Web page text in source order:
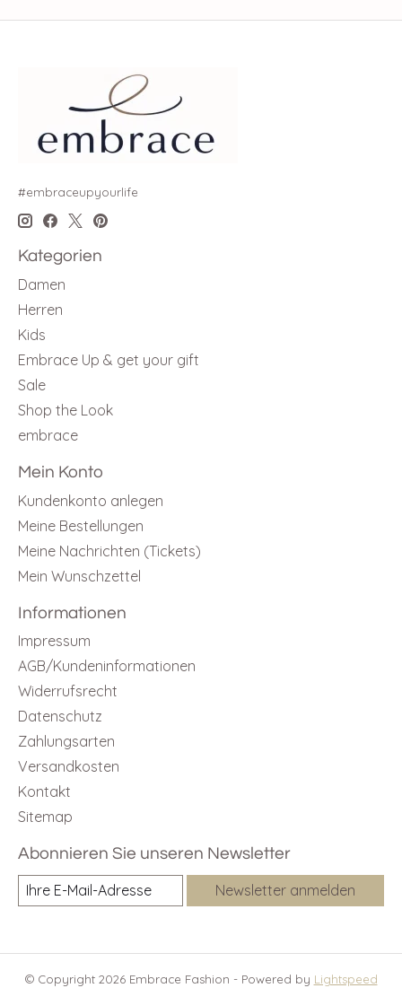
#embraceupyourlife
Kategorien
Damen
Herren
Kids
Embrace Up & get your gift
Sale
Shop the Look
embrace
Mein Konto
Kundenkonto anlegen
Meine Bestellungen
Meine Nachrichten (Tickets)
Mein Wunschzettel
Informationen
Impressum
AGB/Kundeninformationen
Widerrufsrecht
Datenschutz
Zahlungsarten
Versandkosten
Kontakt
Sitemap
Abonnieren Sie unseren Newsletter
Newsletter anmelden
© Copyright 2026 Embrace Fashion - Powered by Lightspeed